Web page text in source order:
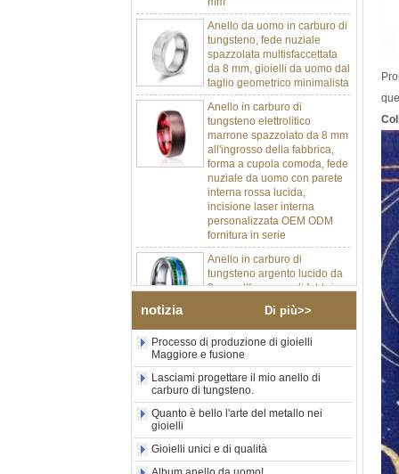
Anello da uomo in carburo di
tungsteno, fede nuziale
spazzolata multisfaccettata
da 8 mm, gioielli da uomo dal
taglio geometrico minimalista
Anello in carburo di
tungsteno elettrolitico
marrone spazzolato da 8 mm
all'ingrosso della fabbrica,
forma a cupola comoda, fede
nuziale da uomo con parete
interna rossa lucida,
incisione laser interna
personalizzata OEM ODM
fornitura in serie
Anello in carburo di
tungsteno argento lucido da
8 mm all'ingrosso di fabbrica,
inserto centrale in opale blu
sintetica in malachite, fede
incisione laser interna
personalizzata OEM ODM
fornitura in serie
Anello in carburo di
tungsteno con sigillo
all'ingrosso di fabbrica,
intarsio in legno con motivo a
croce in conchiglia di
notizia Di più>>
Processo di produzione di gioielli
Maggiore e fusione
Lasciami progettare il mio anello di
carburo di tungsteno.
Quanto è bello l'arte del metallo nei
gioielli
Gioielli unici e di qualità